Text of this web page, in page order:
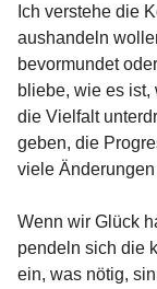
Ich verstehe die
aushandeln
bevormundet
bliebe, wie es ist,
die Vielfalt
geben, die
viele
Wenn wir Glück
pendeln sich die
ein, was nötig,